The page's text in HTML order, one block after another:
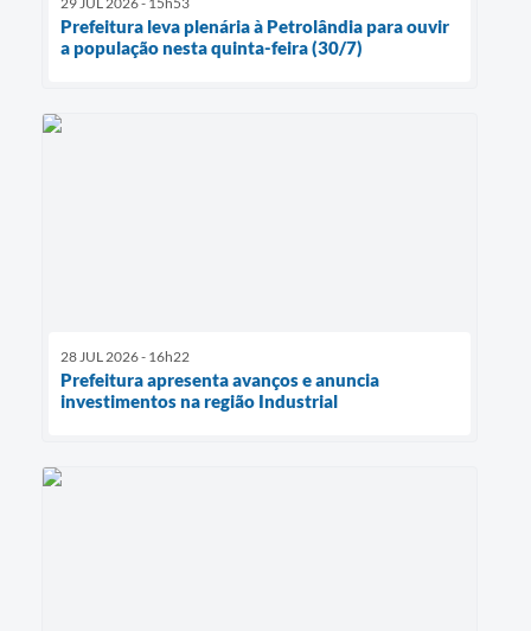
Prefeitura leva plenária à Petrolândia para ouvir
a população nesta quinta-feira (30/7)
28 JUL 2026 - 16h22
Prefeitura apresenta avanços e anuncia
investimentos na região Industrial